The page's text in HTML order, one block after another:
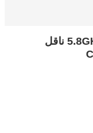
وحدة استشعار الحركة الميكروويفية 5.8GHz ناقل